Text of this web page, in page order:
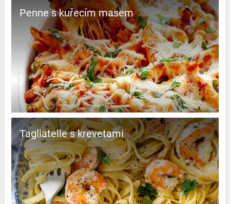
Penne s kuřecím masem
Tagliatelle s krevetami